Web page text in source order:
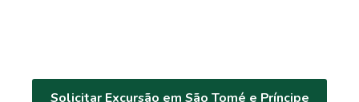
Solicitar Excursão em São Tomé e Príncipe